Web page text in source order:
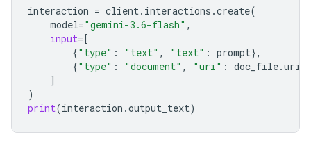
interaction = client. interactions .create(
model="gemini-3.6-flash" ,
input=[
{"type" : "text" , "text" : prompt},
{"type" : "document" , "uri" : doc_file.uri
]
)
print(interaction .output_text)